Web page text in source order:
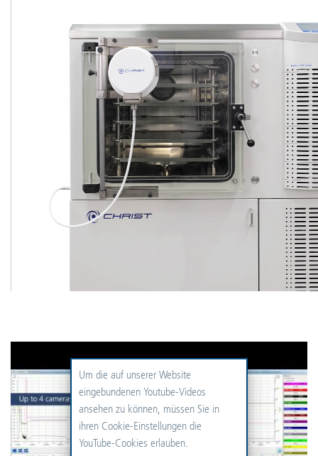
Um die auf unserer Website
eingebundenen Youtube-Videos
ansehen zu können, müssen Sie in
ihren Cookie-Einstellungen die
YouTube-Cookies erlauben.